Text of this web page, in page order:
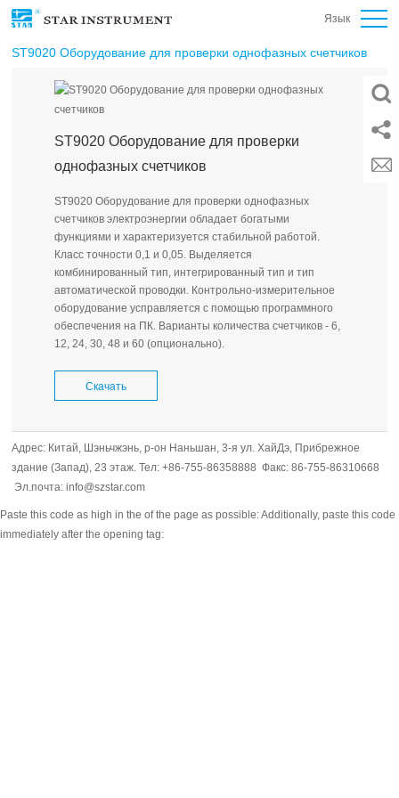
Язык
ST9020 Оборудование для проверки однофазных счетчиков
ST9020 Оборудование для проверки
однофазных счетчиков
ST9020 Оборудование для проверки однофазных
счетчиков электроэнергии обладает богатыми
функциями и характеризуется стабильной работой.
Класс точности 0,1 и 0,05. Выделяется
комбинированный тип, интегрированный тип и тип
автоматической проводки. Контрольно-измерительное
оборудование усправляется с помощью программного
обеспечения на ПК. Варианты количества счетчиков - 6,
12, 24, 30, 48 и 60 (опционально).
Скачать
Адрес: Китай, Шэньчжэнь, р-он Наньшан, 3-я ул. ХайДэ, Прибрежное
здание (Запад), 23 этаж. Тел: +86-755-86358888 Факс: 86-755-86310668
Эл.почта: info@szstar.com
Paste this code as high in the of the page as possible:Additionally, paste this code
immediately after the opening tag: